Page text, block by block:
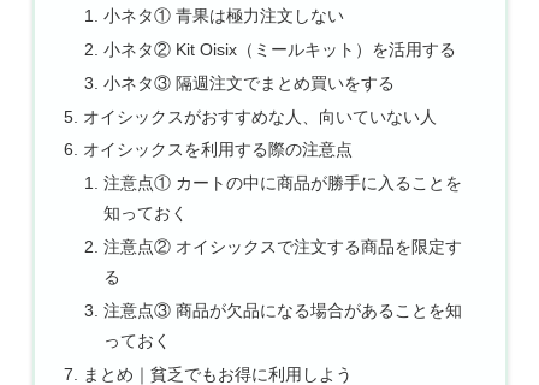
小ネタ① 青果は極力注文しない
小ネタ② Kit Oisix（ミールキット）を活用する
小ネタ③ 隔週注文でまとめ買いをする
オイシックスがおすすめな人、向いていない人
オイシックスを利用する際の注意点
注意点① カートの中に商品が勝手に入ることを
知っておく
注意点② オイシックスで注文する商品を限定す
る
注意点③ 商品が欠品になる場合があることを知
っておく
まとめ｜貧乏でもお得に利用しよう